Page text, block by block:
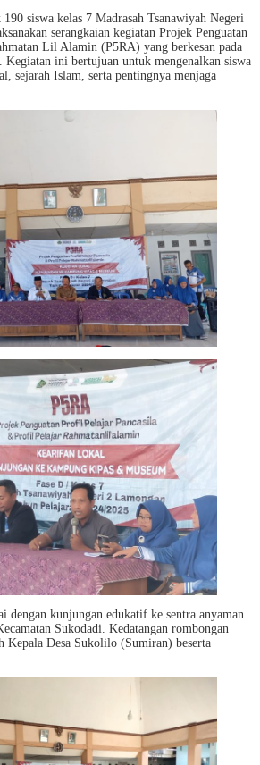
siswa kelas 7 Madrasah Tsanawiyah Negeri
serangkaian kegiatan Projek Penguatan
Lil Alamin (P5RA) yang berkesan pada
ini bertujuan untuk mengenalkan siswa
sejarah Islam, serta pentingnya menjaga
dengan kunjungan edukatif ke sentra anyaman
Sukodadi. Kedatangan rombongan
Kepala Desa Sukolilo (Sumiran) beserta